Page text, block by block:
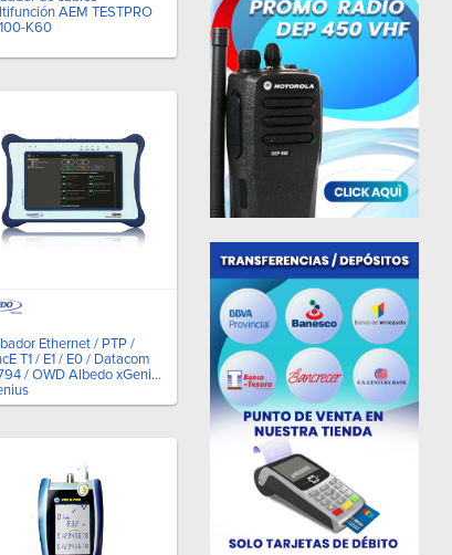
AEM TESTPRO
K60
Ethernet / PTP /
T1 / E1 / E0 / Datacom
/ OWD Albedo xGenius